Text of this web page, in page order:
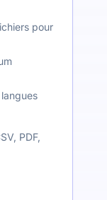
pour
PDF,